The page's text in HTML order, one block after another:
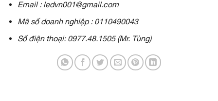
Email : ledvn001@gmail.com
Mã số doanh nghiệp : 0110490043
Số điện thoại: 0977.48.1505 (Mr. Tùng)